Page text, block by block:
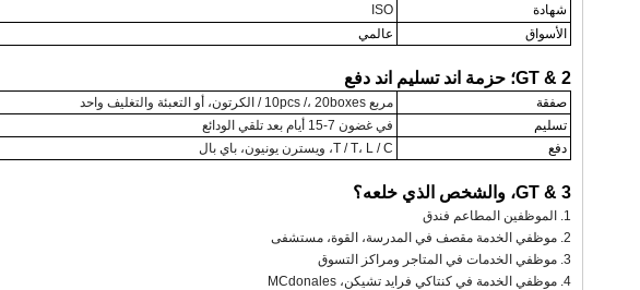
شهادة
ISO
الأسواق
عالمي
2 & GT؛ حزمة اند تسليم اند دفع
صفقة
مربع 10pcs /، 20boxes / الكرتون، أو التعبئة والتغليف واحد
تسليم
في غضون 7-15 أيام بعد تلقي الودائع
دفع
T / T، L / C، ويسترن يونيون، باي بال
3 & GT، والشخص الذي خلعه؟
1. الموظفين المطاعم فندق
2. موظفي الخدمة مقصف في المدرسة، القوة، مستشفى
3. موظفي الخدمات في المتاجر ومراكز التسوق
4. موظفي الخدمة في كنتاكي فرايد تشيكن، MCdonales